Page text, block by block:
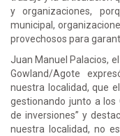
y organizaciones,
municipal,
provechosos para
Juan Manuel Palacios,
Gowland/Agote
nuestra localidad, que
gestionando junto a los
de inversiones” y
nuestra localidad, no